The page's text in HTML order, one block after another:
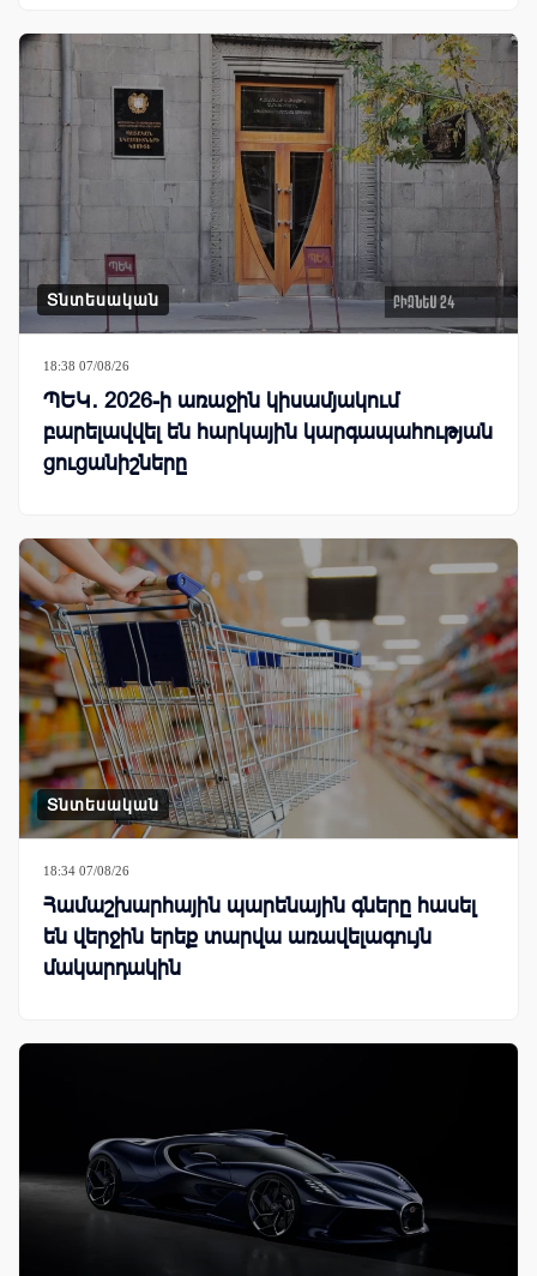
Տնտեսական
18:38 07/08/26
ՊԵԿ․ 2026-ի առաջին կիսամյակում
բարելավվել են հարկային կարգապահության
ցուցանիշները
Տնտեսական
18:34 07/08/26
Համաշխարհային պարենային գները հասել
են վերջին երեք տարվա առավելագույն
մակարդակին